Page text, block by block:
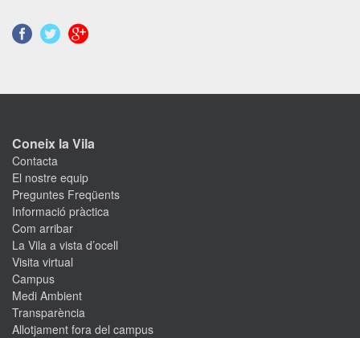
Coneix la Vila
Contacta
El nostre equip
Preguntes Freqüents
Informació pràctica
Com arribar
La Vila a vista d’ocell
Visita virtual
Campus
Medi Ambient
Transparència
Allotjament fora del campus